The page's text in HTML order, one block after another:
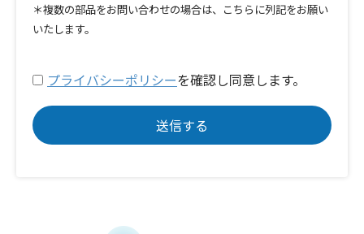
＊複数の部品をお問い合わせの場合は、こちらに列記をお願い
いたします。
プライバシーポリシーを確認し同意します。